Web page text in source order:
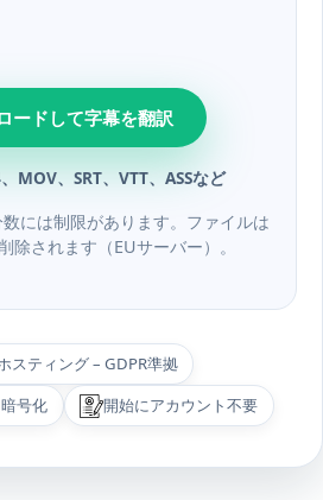
ードして字幕を翻訳
MOV、SRT、VTT、ASSなど
には制限があります。ファイルは
除されます（EUサーバー）。
スティング – GDPR準拠
号化
開始にアカウント不要